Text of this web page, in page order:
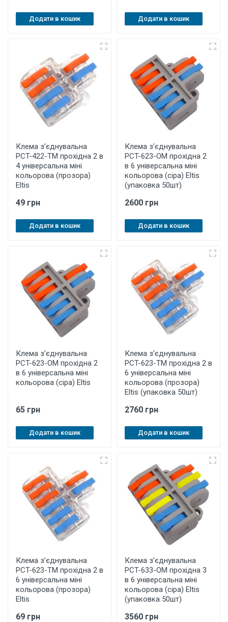
Додати в кошик Додати в кошик
Клема з’єднувальна
PCT-422-ТM прохідна 2 в
4 універсальна міні
кольорова (прозора)
Eltis
49 грн
Додати в кошик
Клема з’єднувальна
PCT-623-OМ прохідна 2
в 6 універсальна міні
кольорова (сіра) Eltis
(упаковка 50шт)
2600 грн
Додати в кошик
Клема з’єднувальна
PCT-623-OМ прохідна 2
в 6 універсальна міні
кольорова (сіра) Eltis
65 грн
Додати в кошик
Клема з’єднувальна
PCT-623-ТM прохідна 2 в
6 універсальна міні
кольорова (прозора)
Eltis (упаковка 50шт)
2760 грн
Додати в кошик
Клема з’єднувальна
PCT-623-ТM прохідна 2 в
6 універсальна міні
кольорова (прозора)
Eltis
69 грн
Клема з’єднувальна
PCT-633-OМ прохідна 3
в 6 універсальна міні
кольорова (сіра) Eltis
(упаковка 50шт)
3560 грн